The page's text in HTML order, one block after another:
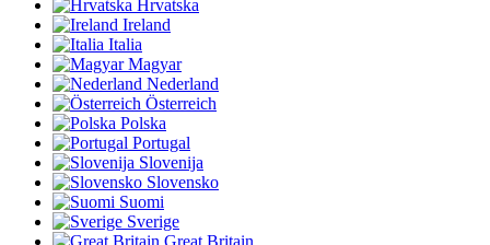
Hrvatska
Ireland
Italia
Magyar
Nederland
Österreich
Polska
Portugal
Slovenija
Slovensko
Suomi
Sverige